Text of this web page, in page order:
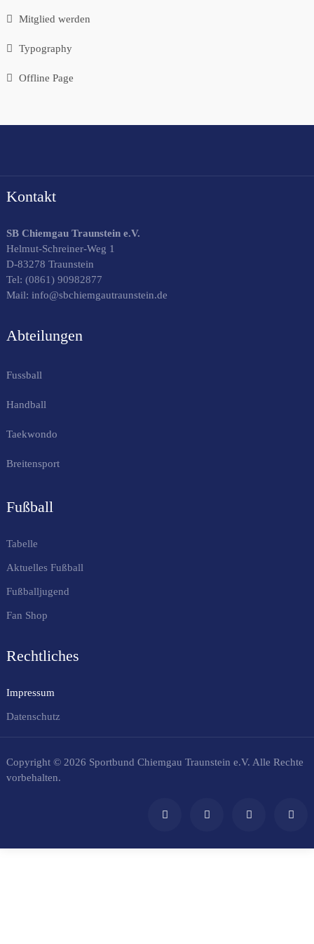
Mitglied werden
Typography
Offline Page
Kontakt
SB Chiemgau Traunstein e.V.
Helmut-Schreiner-Weg 1
D-83278 Traunstein
Tel: (0861) 90982877
Mail: info@sbchiemgautraunstein.de
Abteilungen
Fussball
Handball
Taekwondo
Breitensport
Fußball
Tabelle
Aktuelles Fußball
Fußballjugend
Fan Shop
Rechtliches
Impressum
Datenschutz
Copyright © 2026 Sportbund Chiemgau Traunstein e.V. Alle Rechte
vorbehalten.